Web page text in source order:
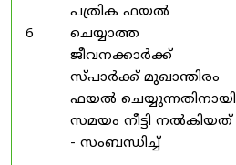
6
പത്രിക ഫയൽ
ചെയ്യാത്ത
ജീവനക്കാർക്ക്
സ്പാർക്ക് മുഖാന്തിരം
ഫയൽ ചെയ്യുന്നതിനായി
സമയം നീട്ടി നൽകിയത്
- സംബന്ധിച്ച്